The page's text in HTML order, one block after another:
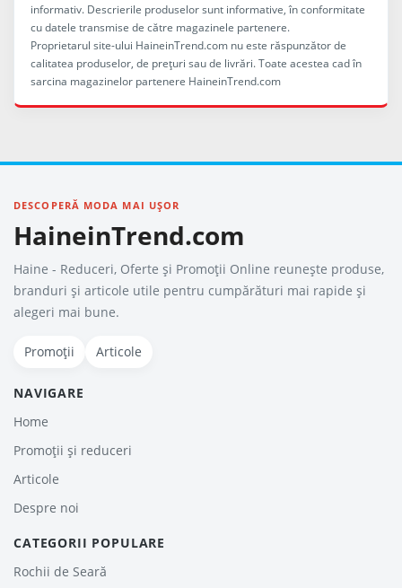
informativ. Descrierile produselor sunt informative, în conformitate
cu datele transmise de către magazinele partenere.
Proprietarul site-ului HaineinTrend.com nu este răspunzător de
calitatea produselor, de preţuri sau de livrări. Toate acestea cad în
sarcina magazinelor partenere HaineinTrend.com
DESCOPERĂ MODA MAI UȘOR
HaineinTrend.com
Haine - Reduceri, Oferte şi Promoţii Online reunește produse,
branduri și articole utile pentru cumpărături mai rapide și
alegeri mai bune.
Promoții Articole
NAVIGARE
Home
Promoții și reduceri
Articole
Despre noi
CATEGORII POPULARE
Rochii de Seară